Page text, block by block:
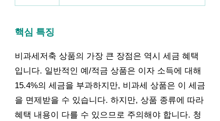
핵심 특징
비과세저축 상품의 가장 큰 장점은 역시 세금 혜택
입니다. 일반적인 예/적금 상품은 이자 소득에 대해
15.4%의 세금을 부과하지만, 비과세 상품은 이 세금
을 면제받을 수 있습니다. 하지만, 상품 종류에 따라
혜택 내용이 다를 수 있으므로 주의해야 합니다. 청